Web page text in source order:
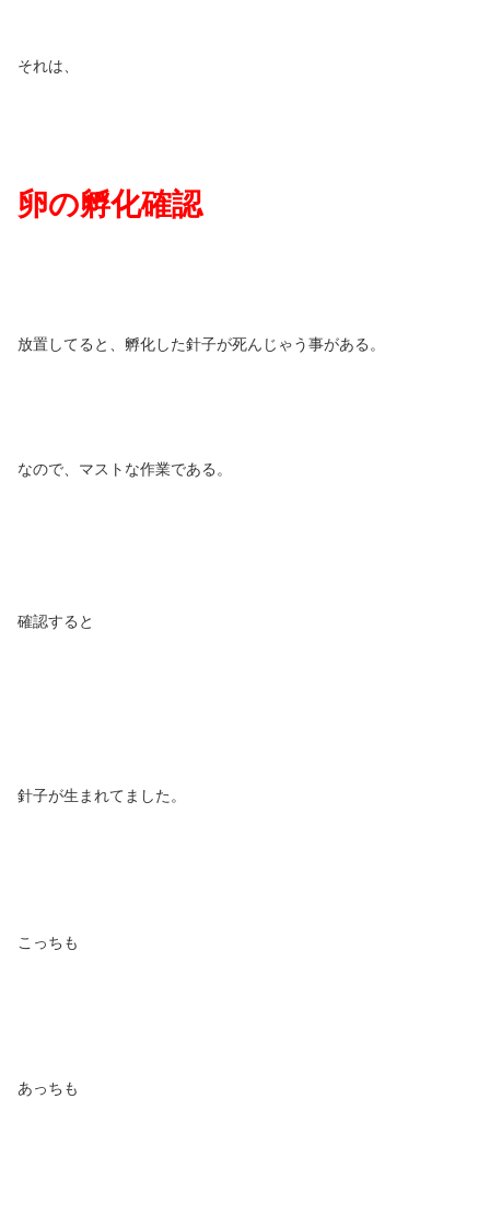
それは、
卵の孵化確認
放置してると、孵化した針子が死んじゃう事がある。
なので、マストな作業である。
確認すると
針子が生まれてました。
こっちも
あっちも